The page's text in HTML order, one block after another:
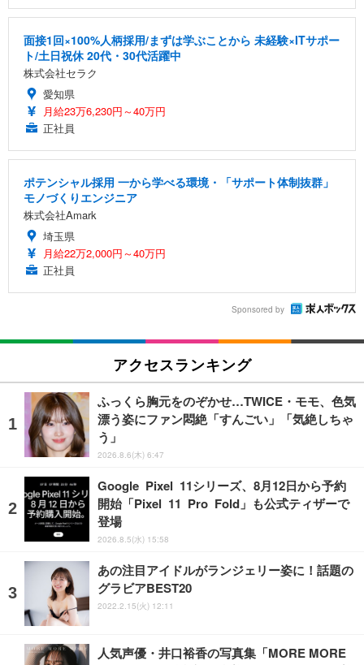
面接1回×100%人柄採用/まずは学ぶことから 未経験×ITサポー
ト/土日祝休 20代・30代活躍中
株式会社セラク
愛知県
月給23万6,230円～40万円
正社員
ポテンシャル採用 一から学べる環境・「サポート体制抜群」
モノづくりエンジニア
株式会社Amark
埼玉県
月給22万2,000円～40万円
正社員
Sponsored by
アクセスランキング
ふっくら胸元をのぞかせ…TWICE・モモ、色気
漂う姿にファン悶絶「すんごい」「気絶しちゃ
う」
2026.8.6(木) 6:47
Google Pixel 11シリーズ、8月12日から予約
開始「Pixel 11 Pro Fold」も公式ティザーで
登場
2026.8.5(水) 15:58
あの注目アイドルがランジェリー姿に！話題の
グラビアBEST20
2022.2.15(火) 12:11
人気声優・井口裕香の写真集「MORE MORE